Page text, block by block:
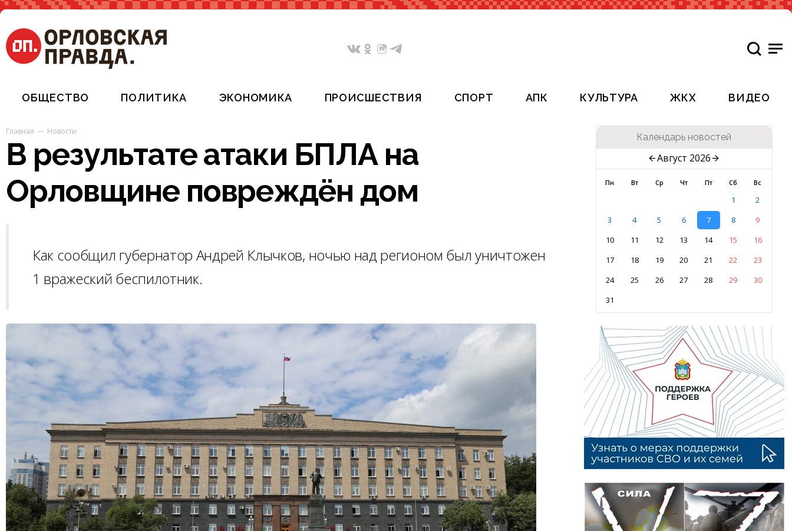
ОБЩЕСТВО ПОЛИТИКА ЭКОНОМИКА ПРОИСШЕСТВИЯ СПОРТ АПК КУЛЬТУРА ЖКХ ВИДЕО
Главная Новости
В результате атаки БПЛА на
Орловщине повреждён дом
Как сообщил губернатор Андрей Клычков, ночью над регионом был уничтожен
1 вражеский беспилотник.
Календарь новостей
Август 2026
Пн Вт Ср Чт Пт Сб Вс
1
2
3
4 5 6 7 8
9
10
11 12 13 14 15
16
17
18 19 20 21 22
23
24
25 26 27 28 29
30
31